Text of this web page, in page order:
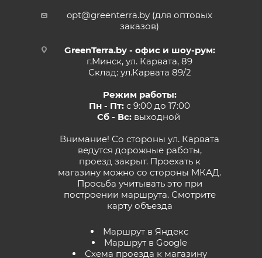
opt@greenterra.by (для оптовых
заказов)
GreenTerra.by - офис и шоу-рум:
г.Минск, ул. Карвата, 89
Склад: ул.Карвата 89/2
Режим работы:
Пн - Пт: с 9:00 до 17:00
Сб - Вс:выходной
Внимание! Со стороны ул. Карвата
ведутся дорожные работы,
проезд закрыт. Проехать к
магазину можно со стороны МКАД.
Просьба учитывать это при
построении маршрута. Смотрите
карту объезда
Маршрут в Яндекс
Маршрут в Google
Схема проезда к магазину